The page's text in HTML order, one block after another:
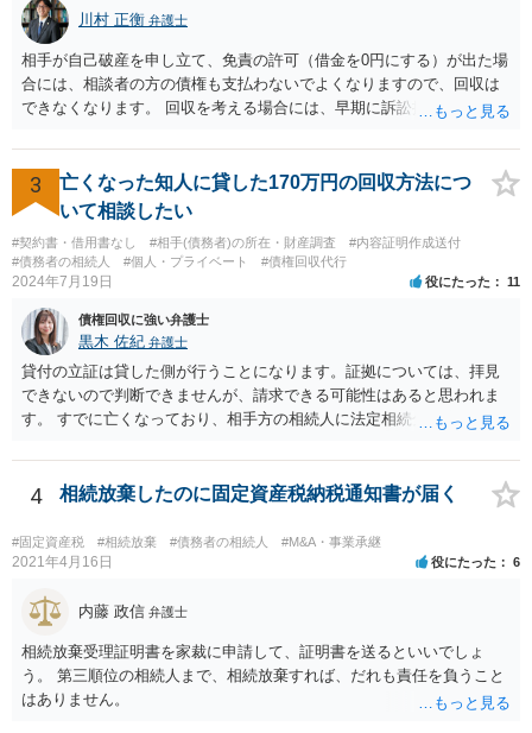
養義務の順位を下げる一つの理由になります。
川村 正衡 弁護士
相手が自己破産を申し立て、免責の許可（借金を0円にする）が出た場
合には、相談者の方の債権も支払わないでよくなりますので、回収は
できなくなります。 回収を考える場合には、早期に訴訟提起などを進
3
亡くなった知人に貸した170万円の回収方法につ
いて相談したい
#契約書・借用書なし #相手(債務者)の所在・財産調査
#内容証明作成送付
#債務者の相続人
#個人・プライベート #債権回収代行
2024年7月19日 役にたった 11
債権回収に強い弁護士
黒木 佐紀 弁護士
貸付の立証は貸した側が行うことになります。証拠については、拝見
できないので判断できませんが、請求できる可能性はあると思われま
す。 すでに亡くなっており、相手方の相続人に法定相続分に応じて請
が難しくなります。 お早めに相続人に請求していくか、それが難しい
場合は、弁護士に相談されるのがよろしいかと思います。
4 相続放棄したのに固定資産税納税通知書が届く
#固定資産税 #相続放棄 #債務者の相続人 #M&A・事業承継
2021年4月16日 役にたった 6
内藤 政信 弁護士
相続放棄受理証明書を家裁に申請して、証明書を送るといいでしょ
う。 第三順位の相続人まで、相続放棄すれば、だれも責任を負うこと
はありません。